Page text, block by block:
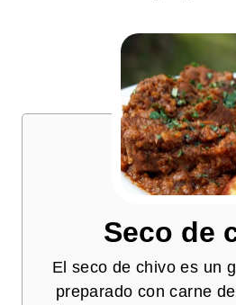
Seco de
El seco de chivo es un
preparado con carne